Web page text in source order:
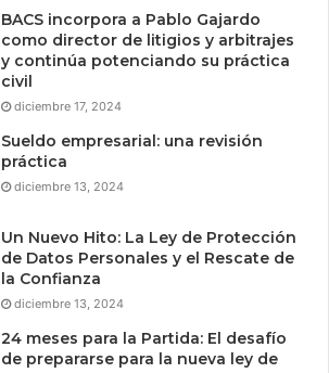
BACS incorpora a Pablo Gajardo
como director de litigios y arbitrajes
y continúa potenciando su práctica
civil
diciembre 17, 2024
Sueldo empresarial: una revisión
práctica
diciembre 13, 2024
Un Nuevo Hito: La Ley de Protección
de Datos Personales y el Rescate de
la Confianza
diciembre 13, 2024
24 meses para la Partida: El desafío
de prepararse para la nueva ley de